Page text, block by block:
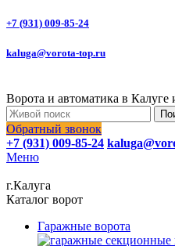
+7 (931) 009-85-24
kaluga@vorota-top.ru
Ворота и автоматика в Калуге
Обратный звонок
+7 (931) 009-85-24
Меню
г.Калуга
Каталог ворот
Гаражные ворота